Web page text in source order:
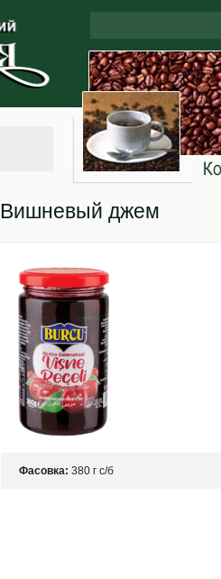
Вишневый джем
Фасовка: 380 г с/б